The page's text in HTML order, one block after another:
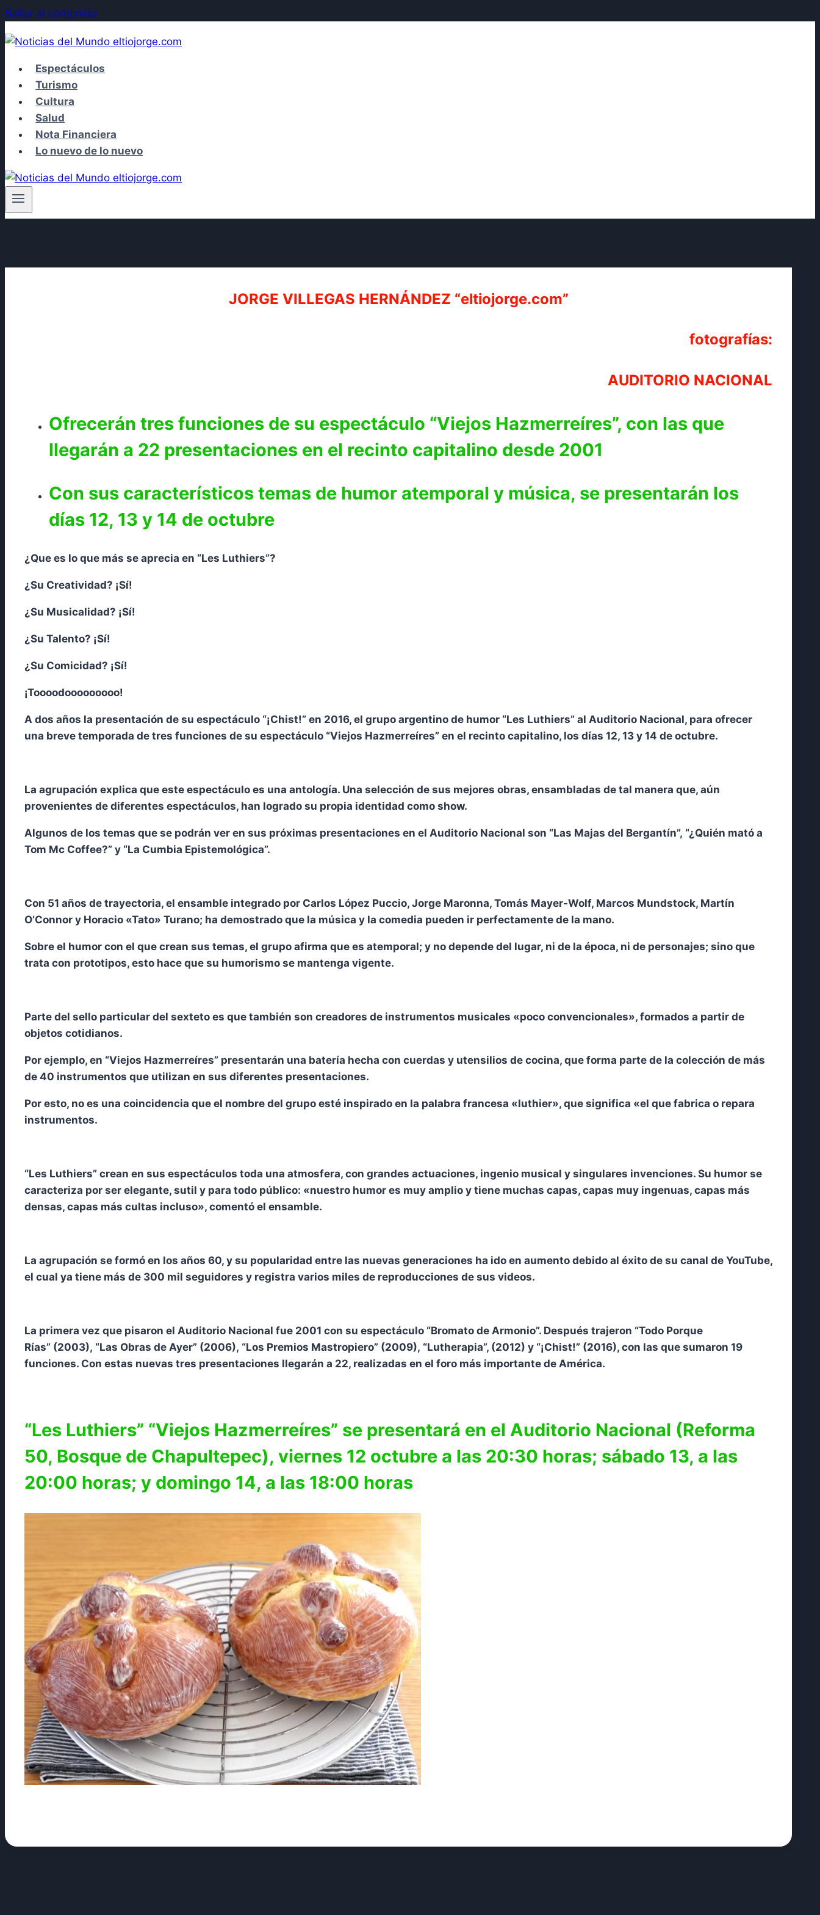
Saltar al contenido
Espectáculos
Turismo
Cultura
Salud
Nota Financiera
Lo nuevo de lo nuevo
JORGE VILLEGAS HERNÁNDEZ “eltiojorge.com”
fotografías:
AUDITORIO NACIONAL
Ofrecerán tres funciones de su espectáculo “Viejos Hazmerreíres”, con las que
llegarán a 22 presentaciones en el recinto capitalino desde 2001
Con sus característicos temas de humor atemporal y música, se presentarán los
días 12, 13 y 14 de octubre
¿Que es lo que más se aprecia en “Les Luthiers”?
¿Su Creatividad? ¡Sí!
¿Su Musicalidad? ¡Sí!
¿Su Talento? ¡Sí!
¿Su Comicidad? ¡Sí!
¡Toooodooooooooo!
A dos años la presentación de su espectáculo “¡Chist!” en 2016, el grupo argentino de humor “Les Luthiers” al Auditorio Nacional, para ofrecer
una breve temporada de tres funciones de su espectáculo “Viejos Hazmerreíres” en el recinto capitalino, los días 12, 13 y 14 de octubre.
La agrupación explica que este espectáculo es una antología. Una selección de sus mejores obras, ensambladas de tal manera que, aún
provenientes de diferentes espectáculos, han logrado su propia identidad como show.
Algunos de los temas que se podrán ver en sus próximas presentaciones en el Auditorio Nacional son “Las Majas del Bergantín”, “¿Quién mató a
Tom Mc Coffee?” y “La Cumbia Epistemológica”.
Con 51 años de trayectoria, el ensamble integrado por Carlos López Puccio, Jorge Maronna, Tomás Mayer-Wolf, Marcos Mundstock, Martín
O’Connor y Horacio «Tato» Turano; ha demostrado que la música y la comedia pueden ir perfectamente de la mano.
Sobre el humor con el que crean sus temas, el grupo afirma que es atemporal; y no depende del lugar, ni de la época, ni de personajes; sino que
trata con prototipos, esto hace que su humorismo se mantenga vigente.
Parte del sello particular del sexteto es que también son creadores de instrumentos musicales «poco convencionales», formados a partir de
objetos cotidianos.
Por ejemplo, en “Viejos Hazmerreíres” presentarán una batería hecha con cuerdas y utensilios de cocina, que forma parte de la colección de más
de 40 instrumentos que utilizan en sus diferentes presentaciones.
Por esto, no es una coincidencia que el nombre del grupo esté inspirado en la palabra francesa «luthier», que significa «el que fabrica o repara
instrumentos.
“Les Luthiers” crean en sus espectáculos toda una atmosfera, con grandes actuaciones, ingenio musical y singulares invenciones. Su humor se
caracteriza por ser elegante, sutil y para todo público: «nuestro humor es muy amplio y tiene muchas capas, capas muy ingenuas, capas más
densas, capas más cultas incluso», comentó el ensamble.
La agrupación se formó en los años 60, y su popularidad entre las nuevas generaciones ha ido en aumento debido al éxito de su canal de YouTube,
el cual ya tiene más de 300 mil seguidores y registra varios miles de reproducciones de sus videos.
La primera vez que pisaron el Auditorio Nacional fue 2001 con su espectáculo “Bromato de Armonio”. Después trajeron “Todo Porque
Rías” (2003), “Las Obras de Ayer” (2006), “Los Premios Mastropiero” (2009), “Lutherapia”, (2012) y “¡Chist!” (2016), con las que sumaron 19
funciones. Con estas nuevas tres presentaciones llegarán a 22, realizadas en el foro más importante de América.
“Les Luthiers” “Viejos Hazmerreíres” se presentará en el Auditorio Nacional (Reforma
50, Bosque de Chapultepec), viernes 12 octubre a las 20:30 horas; sábado 13, a las
20:00 horas; y domingo 14, a las 18:00 horas